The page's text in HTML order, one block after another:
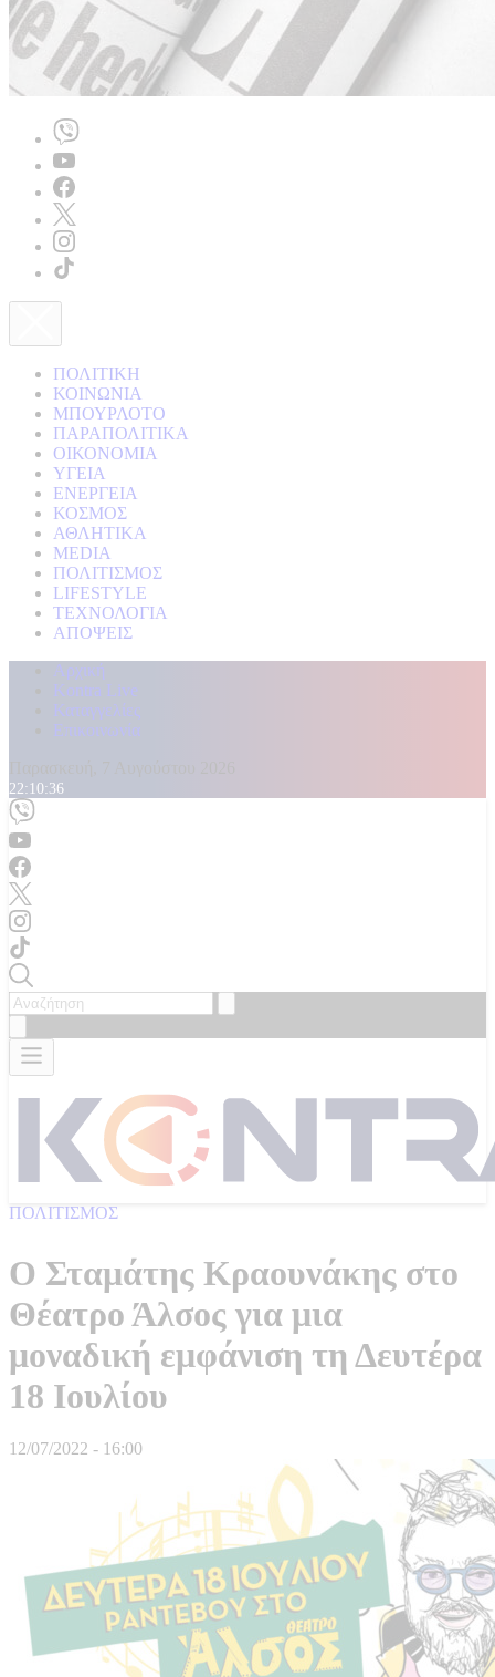
ΠΟΛΙΤΙΚΗ
ΚΟΙΝΩΝΙΑ
ΜΠΟΥΡΛΟΤΟ
ΠΑΡΑΠΟΛΙΤΙΚΑ
ΟΙΚΟΝΟΜΙΑ
ΥΓΕΙΑ
ΕΝΕΡΓΕΙΑ
ΚΟΣΜΟΣ
ΑΘΛΗΤΙΚΑ
MEDIA
ΠΟΛΙΤΙΣΜΟΣ
LIFESTYLE
ΤΕΧΝΟΛΟΓΙΑ
ΑΠΟΨΕΙΣ
Αρχική
Kontra Live
Καταγγελίες
Επικοινωνία
22:10:38
ΠΟΛΙΤΙΣΜΟΣ
Ο Σταμάτης Κραουνάκης στο
Θέατρο Άλσος για μια
μοναδική εμφάνιση τη Δευτέρα
18 Ιουλίου
12/07/2022 - 16:00